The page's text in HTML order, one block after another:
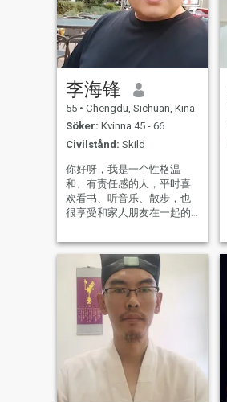
李海锋
55 • Chengdu, Sichuan, Kina
Söker: Kvinna 45 - 66
Civilstånd: Skild
你好呀，我是一个性格温
和、有责任感的人，平时喜
欢看书、听音乐、散步，也
很享受和家人朋友在一起的
活中追求简单和稳定。希望
在这里遇到一个三观契合、
能够互相陪伴的人，一起聊
聊天、看电影、做顿饭，慢
慢把日子过成我们想要的样
子。